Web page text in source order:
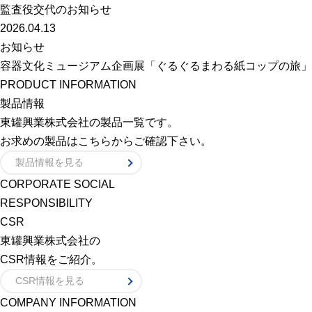
監査役交代のお知らせ
2026.04.13
お知らせ
容器文化ミュージアム企画展「ぐるぐるまわる紙コップの旅
PRODUCT INFORMATION
製品情報
東罐興業株式会社の製品一覧です。
お求めの製品はこちらからご確認下さい。
製品情報を見る
CORPORATE SOCIAL
RESPONSIBILITY
CSR
東罐興業株式会社の
CSR情報をご紹介。
CSR情報を見る
COMPANY INFORMATION